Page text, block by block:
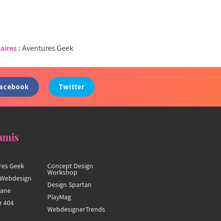
:Aventures Geek
Twitter
Geek
404
Concept Design
Workshop
Design Spartan
PlayMag
WebdesignerTrends